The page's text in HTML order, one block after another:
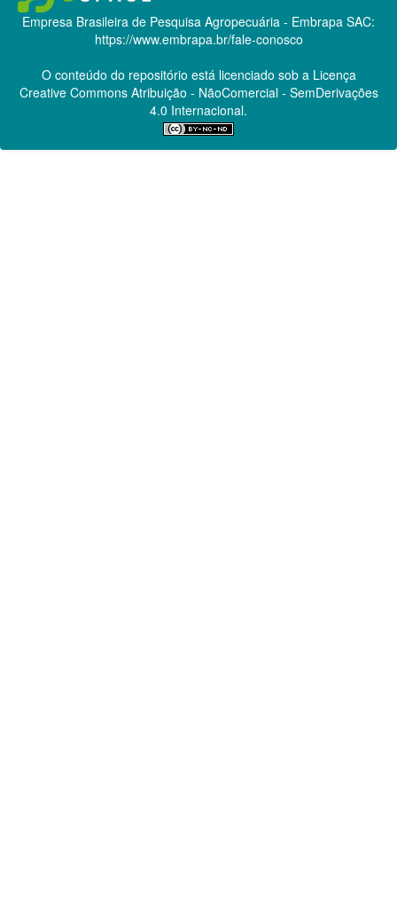
Empresa Brasileira de Pesquisa Agropecuária - Embrapa SAC:
https://www.embrapa.br/fale-conosco
O conteúdo do repositório está licenciado sob a Licença
Creative CommonsAtribuição - NãoComercial - SemDerivações
4.0 Internacional.